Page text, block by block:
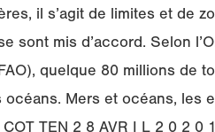
il s’agit de limites et de
sont mis d’accord. Selon
quelque 80 millions de
Mers et océans, les